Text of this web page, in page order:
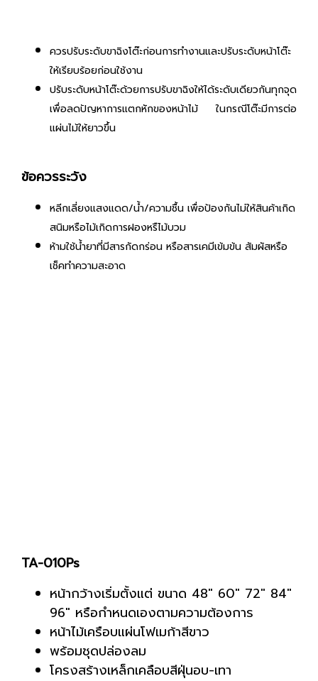
ควรปรับระดับขาฉิงโต๊ะก่อนการทำงานและปรับระดับหน้าโต๊ะ
ให้เรียบร้อยก่อนใช้งาน
ปรับระดับหน้าโต๊ะด้วยการปรับขาฉิงให้ได้ระดับเดียวกันทุกจุด
เพื่อลดปัญหาการแตกหักของหน้าไม้ ในกรณีโต๊ะมีการต่อ
แผ่นไม้ให้ยาวขึ้น
ข้อควรระวัง
หลีกเลี่ยงแสงแดด/น้ำ/ความชื้น เพื่อป้องกันไม่ให้สินค้าเกิด
สนิมหรือไม้เกิดการฝองหรืไม้บวม
ห้ามใช้น้ำยาที่มีสารกัดกร่อน หรือสารเคมีเข้มข้น สัมผัสหรือ
เช็คทำความสะอาด
TA-010Ps
หน้ากว้างเริ่มตั้งแต่ ขนาด 48" 60" 72" 84"
96" หรือกำหนดเองตามความต้องการ
หน้าไม้เครือบแผ่นโฟเมก้าสีขาว
พร้อมชุดปล่องลม
โครงสร้างเหล็กเคลือบสีฝุ่นอบ-เทา